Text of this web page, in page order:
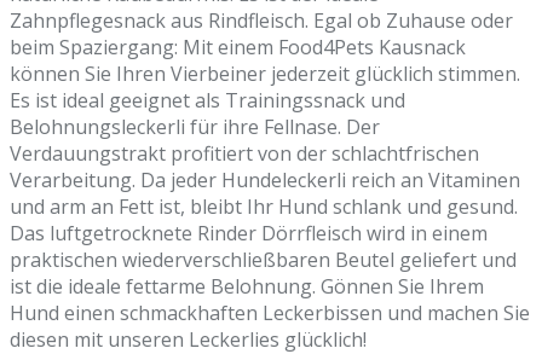
Zahnpflegesnack aus Rindfleisch. Egal ob Zuhause oder
beim Spaziergang: Mit einem Food4Pets Kausnack
können Sie Ihren Vierbeiner jederzeit glücklich stimmen.
Es ist ideal geeignet als Trainingssnack und
Belohnungsleckerli für ihre Fellnase. Der
Verdauungstrakt profitiert von der schlachtfrischen
Verarbeitung. Da jeder Hundeleckerli reich an Vitaminen
und arm an Fett ist, bleibt Ihr Hund schlank und gesund.
Das luftgetrocknete Rinder Dörrfleisch wird in einem
praktischen wiederverschließbaren Beutel geliefert und
ist die ideale fettarme Belohnung. Gönnen Sie Ihrem
Hund einen schmackhaften Leckerbissen und machen Sie
diesen mit unseren Leckerlies glücklich!